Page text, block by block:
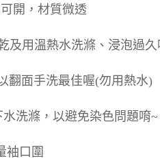
開，材質微透
及用溫熱水洗滌、浸泡過久
翻面手洗最佳喔(勿用熱水)
洗滌，以避免染色問題唷~
袖口圍